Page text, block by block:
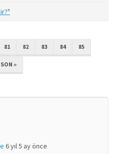
81 82 83 84 85
SON »
6 yıl 5 ay önce